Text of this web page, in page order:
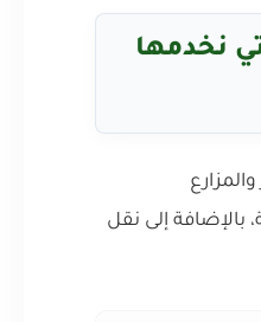
نخدمها
إلى نقل